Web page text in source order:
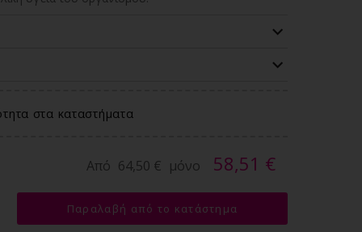
στα καταστήματα
Από 64,50 € μόνο 58,51 €
Παραλαβή από το κατάστημα